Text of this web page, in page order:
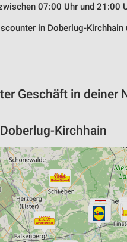
07:00 Uhr und 21:00
in Doberlug-Kirchhain
Geschäft in deiner
Kirchhain